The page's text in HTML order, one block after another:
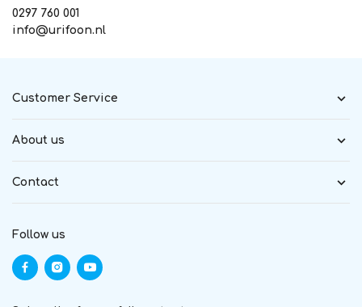
0297 760 001
info@urifoon.nl
Customer Service
About us
Contact
Follow us